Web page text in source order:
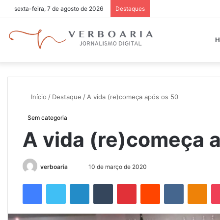
sexta-feira, 7 de agosto de 2026 Destaques
Início / Destaque / A vida (re)começa após os 50
Sem categoria
A vida (re)começa
verboaria
d
e
10 de março de 2020